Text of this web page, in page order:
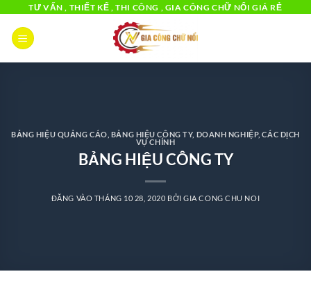
qua
nội
dung
TƯ VẤN , THIẾT KẾ , THI CÔNG , GIA CÔNG CHỮ NỔI GIÁ RẺ
BẢNG HIỆU QUẢNG CÁO BẢNG HIỆU CÔNG TY, DOANH NGHIỆP,CÁC DỊCH
VỤ CHÍNH
BẢNG HIỆU CÔNG TY
ĐĂNG VÀO THÁNG 10 28, 2020 BỞIGIA CONG CHU NOI